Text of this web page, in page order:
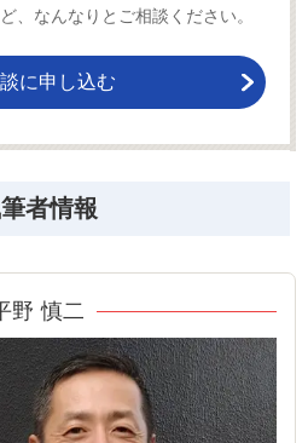
、なんなりとご相談ください。
に申し込む
者情報
野 慎二